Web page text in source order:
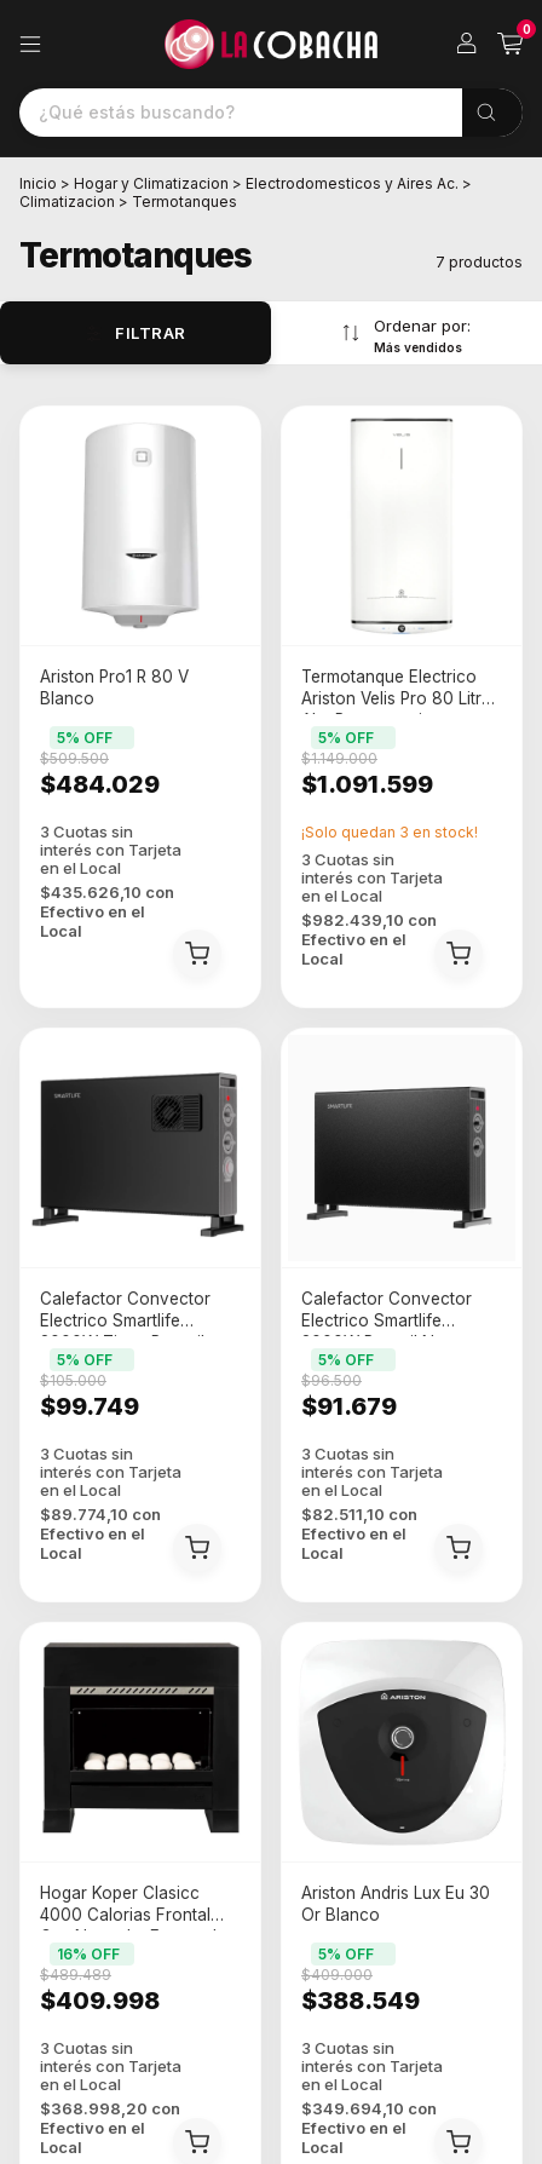
0
Inicio > Hogar y Climatizacion > Electrodomesticos y Aires Ac. >
Climatizacion > Termotanques
Termotanques 7 productos
FILTRAR Ordenar por:
Más vendidos
Ariston Pro1 R 80 V
Blanco
$484.029
$509.500
5% OFF
$435.626,10 con
Efectivo en el
Local
Termotanque Electrico
Ariston Velis Pro 80 Litros
Alta Recuperacion
(26333)
$1.091.599
$1.149.000
5% OFF
$982.439,10 con
Efectivo en el
Local
¡Solo quedan 3 en stock!
Calefactor Convector
Electrico Smartlife
2000W Timer Portatil
Negro (SL-CO2000FTPN)
$99.749
$105.000
5% OFF
$89.774,10 con
Efectivo en el
Local
Calefactor Convector
Electrico Smartlife
2000W Portatil Negro
(SL-CO2000PN)
$91.679
$96.500
5% OFF
$82.511,10 con
Efectivo en el
Local
Hogar Koper Clasicc
4000 Calorias Frontal
Gas Natural y Envasado
$409.998
$489.489
16% OFF
$368.998,20 con
Efectivo en el
Local
Ariston Andris Lux Eu 30
Or Blanco
$388.549
$409.000
5% OFF
$349.694,10 con
Efectivo en el
Local